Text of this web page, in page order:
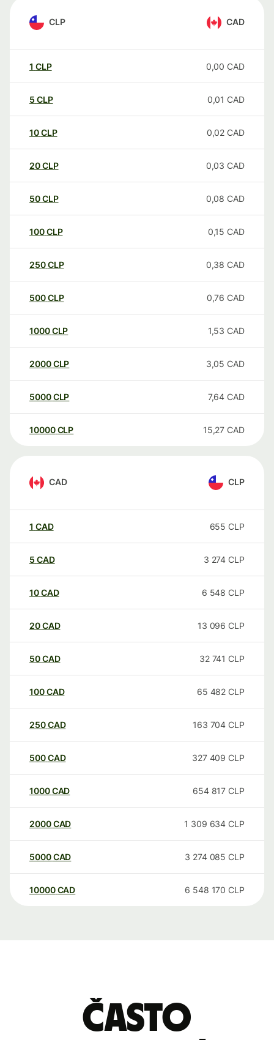
CLP CAD
1 CLP 0,00 CAD
5 CLP 0,01 CAD
10CLP 0,02 CAD
20CLP 0,03 CAD
50CLP 0,08 CAD
100CLP 0,15 CAD
250CLP 0,38 CAD
500CLP 0,76 CAD
1000CLP 1,53 CAD
2000CLP 3,05 CAD
5000CLP 7,64 CAD
10000 CLP 15,27 CAD
CAD CLP
1 CAD 655 CLP
5 CAD 3 274 CLP
10CAD 6 548 CLP
20CAD 13 096 CLP
50CAD 32 741 CLP
100CAD 65 482 CLP
250CAD 163 704 CLP
500CAD 327 409 CLP
1000CAD 654 817 CLP
2000CAD 1 309 634 CLP
5000CAD 3 274 085 CLP
10000 CAD 6 548 170 CLP
Často